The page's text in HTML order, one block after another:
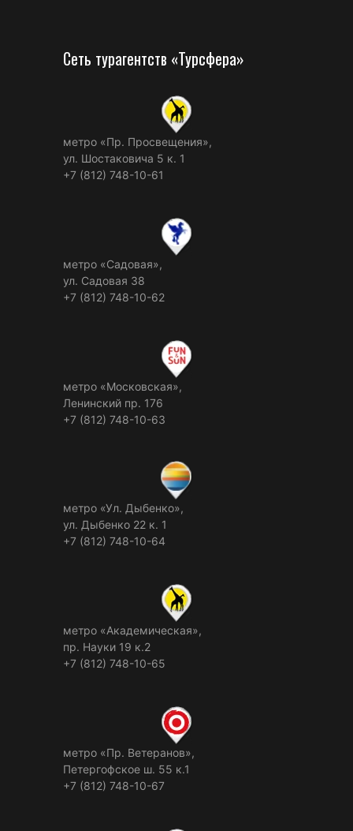
Сеть турагентств «Турсфера»
метро «Пр. Просвещения»,
ул. Шостаковича 5 к. 1
+7 (812) 748-10-61
метро «Садовая»,
ул. Садовая 38
+7 (812) 748-10-62
метро «Московская»,
Ленинский пр. 176
+7 (812) 748-10-63
метро «Ул. Дыбенко»,
ул. Дыбенко 22 к. 1
+7 (812) 748-10-64
метро «Академическая»,
пр. Науки 19 к.2
+7 (812) 748-10-65
метро «Пр. Ветеранов»,
Петергофское ш. 55 к.1
+7 (812) 748-10-67